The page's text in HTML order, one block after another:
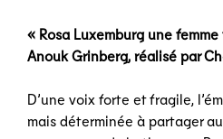
« Rosa Luxemburg une
Anouk Grinberg, réalisé par
D’une voix forte et fragile,
mais déterminée à partager